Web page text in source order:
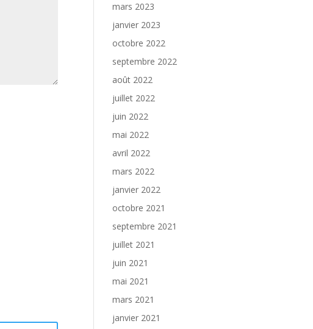
mars 2023
janvier 2023
octobre 2022
septembre 2022
août 2022
juillet 2022
juin 2022
mai 2022
avril 2022
mars 2022
janvier 2022
octobre 2021
septembre 2021
juillet 2021
juin 2021
mai 2021
mars 2021
janvier 2021